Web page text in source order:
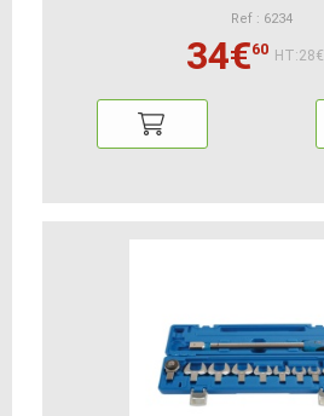
Ref : 6234
34€60 HT:28€